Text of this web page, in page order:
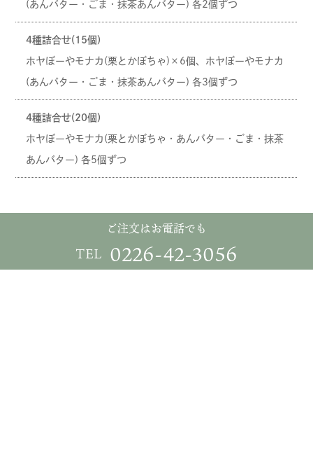
(あんバター・ごま・抹茶あんバター) 各2個ずつ
4種詰合せ(15個)
ホヤぼーやモナカ(栗とかぼちゃ)×6個、ホヤぼーやモナカ
(あんバター・ごま・抹茶あんバター) 各3個ずつ
4種詰合せ(20個)
ホヤぼーやモナカ(栗とかぼちゃ・あんバター・ごま・抹茶
あんバター) 各5個ずつ
ご注文はお電話でも
TEL 0226-42-3056